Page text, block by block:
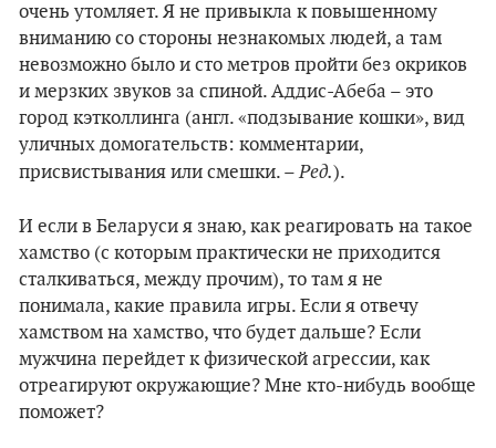
очень утомляет. Я не привыкла к повышенному
вниманию со стороны незнакомых людей, а там
невозможно было и сто метров пройти без окриков
и мерзких звуков за спиной. Аддис-Абеба – это
город кэтколлинга (англ. «подзывание кошки», вид
уличных домогательств: комментарии,
присвистывания или смешки. –Ред.).
И если в Беларуси я знаю, как реагировать на такое
хамство (с которым практически не приходится
сталкиваться, между прочим), то там я не
понимала, какие правила игры. Если я отвечу
хамством на хамство, что будет дальше? Если
мужчина перейдет к физической агрессии, как
отреагируют окружающие? Мне кто-нибудь вообще
поможет?